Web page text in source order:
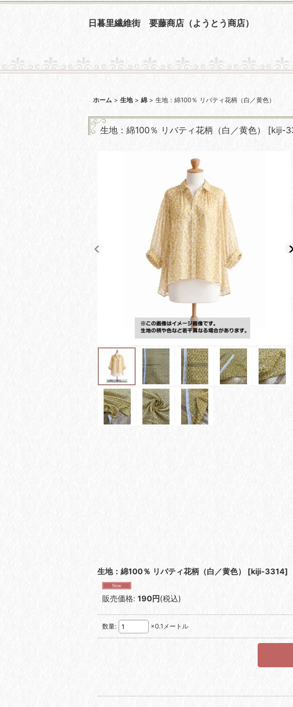
日暮里繊維街 要藤商店（ようとう商店）
ホーム > 生地 > 綿 > 生地：綿100％ リバティ花柄（白／黄色）
生地：綿100％ リバティ花柄（白／黄色） [kiji-
生地：綿100％ リバティ花柄（白／黄色） [kiji-3314]
販売価格: 190円 (税込)
数量: ×0.1メートル